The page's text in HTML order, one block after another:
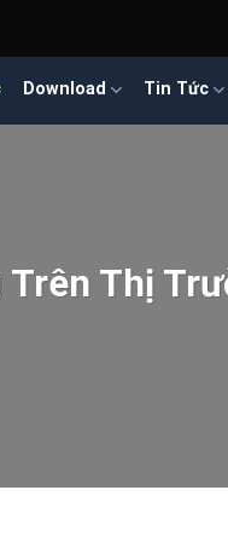
Download Tin Tức
Trên Thị